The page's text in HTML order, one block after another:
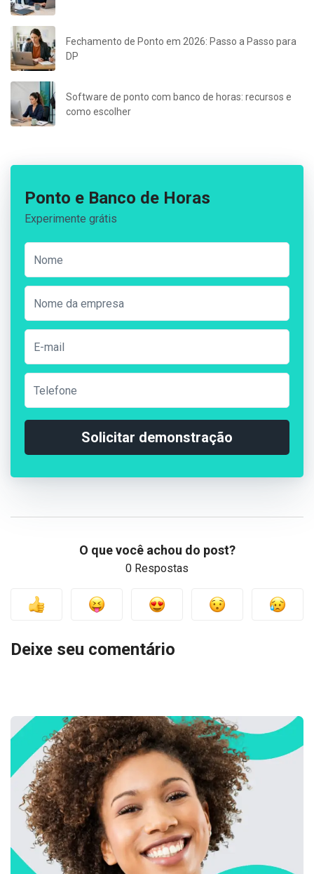
Fechamento de Ponto em 2026: Passo a Passo para
DP
Software de ponto com banco de horas: recursos e
como escolher
Ponto e Banco de Horas
Experimente grátis
Solicitar demonstração
O que você achou do post?
0 Respostas
Deixe seu comentário